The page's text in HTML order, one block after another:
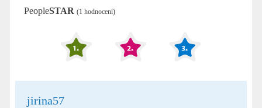
PeopleSTAR (1 hodnocení)
jirina57